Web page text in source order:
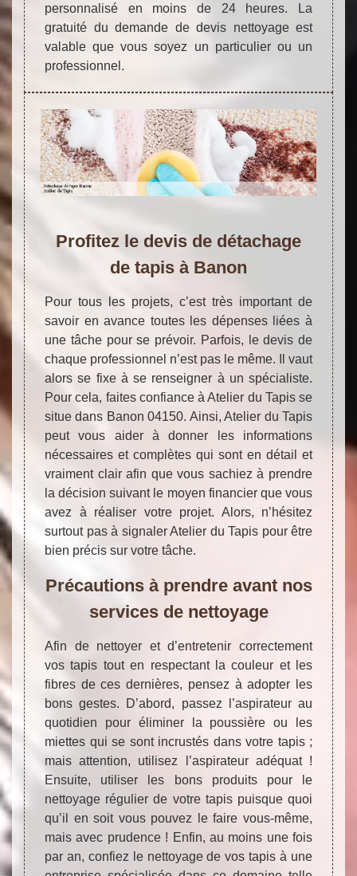
personnalisé en moins de 24 heures. La
gratuité du demande de devis nettoyage est
valable que vous soyez un particulier ou un
professionnel.
Profitez le devis de détachage
de tapis à Banon
Pour tous les projets, c’est très important de
savoir en avance toutes les dépenses liées à
une tâche pour se prévoir. Parfois, le devis de
chaque professionnel n’est pas le même. Il vaut
alors se fixe à se renseigner à un spécialiste.
Pour cela, faites confiance à Atelier du Tapis se
situe dans Banon 04150. Ainsi, Atelier du Tapis
peut vous aider à donner les informations
nécessaires et complètes qui sont en détail et
vraiment clair afin que vous sachiez à prendre
la décision suivant le moyen financier que vous
avez à réaliser votre projet. Alors, n’hésitez
surtout pas à signaler Atelier du Tapis pour être
bien précis sur votre tâche.
Précautions à prendre avant nos
services de nettoyage
Afin de nettoyer et d’entretenir correctement
vos tapis tout en respectant la couleur et les
fibres de ces dernières, pensez à adopter les
bons gestes. D’abord, passez l’aspirateur au
quotidien pour éliminer la poussière ou les
miettes qui se sont incrustés dans votre tapis ;
mais attention, utilisez l’aspirateur adéquat !
Ensuite, utiliser les bons produits pour le
nettoyage régulier de votre tapis puisque quoi
qu’il en soit vous pouvez le faire vous-même,
mais avec prudence ! Enfin, au moins une fois
par an, confiez le nettoyage de vos tapis à une